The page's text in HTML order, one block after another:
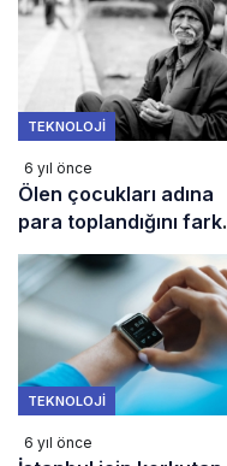
TEKNOLOJI
6 yıl önce
Ölen çocukları adına
para toplandığını fark
etti, suç duyurusunda
bulundu
TEKNOLOJI
6 yıl önce